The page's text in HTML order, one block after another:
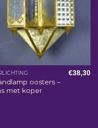
oosters –
met koper
€38,30